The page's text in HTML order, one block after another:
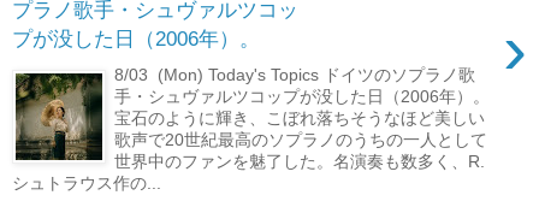
プラノ歌手・シュヴァルツコッ
プが没した日（2006年）。
›
8/03 (Mon) Today's Topics ドイツのソプラノ歌
手・シュヴァルツコップが没した日（2006年）。
宝石のように輝き、こぼれ落ちそうなほど美しい
歌声で20世紀最高のソプラノのうちの一人として
世界中のファンを魅了した。名演奏も数多く、R.
シュトラウス作の...